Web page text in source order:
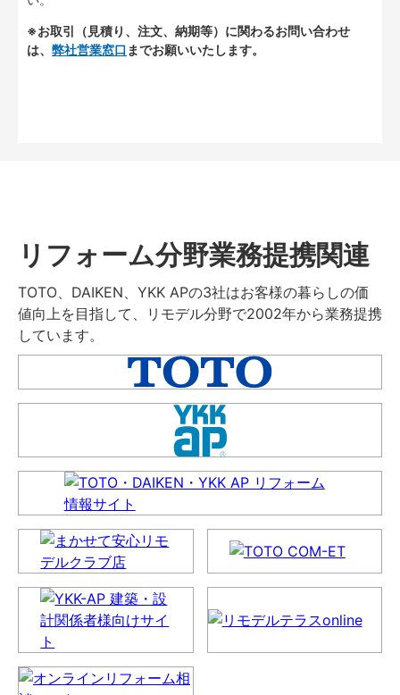
※お取引（見積り、注文、納期等）に関わるお問い合わせ
は、 弊社営業窓口 までお願いいたします。
リフォーム分野業務提携関連
TOTO、DAIKEN、YKK APの3社はお客様の暮らしの価
値向上を目指して、リモデル分野で2002年から業務提携
しています。